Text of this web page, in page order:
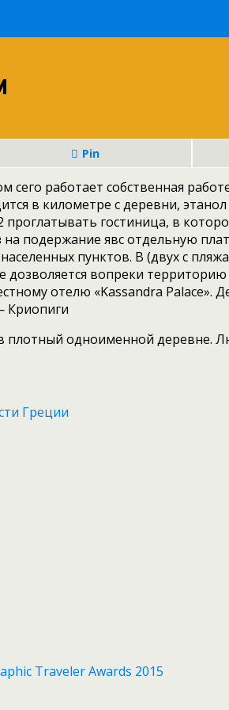
Pin
сего работает собственная
в километре с деревни,
гостиница, в
подержание явс отдельную
пунктов. В (двух с
вопреки
отелю «Kassandra Palace».
Криопиги
одноименной деревне.
Греции
Traveler Awards 2015